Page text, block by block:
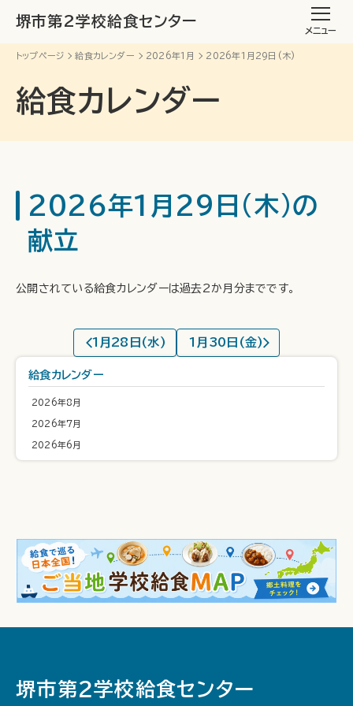
堺市第2学校給食センター
メニュー
トップページ 給食カレンダー 2026年1月 2026年1月29日(木)
給食カレンダー
2026年1月29日(木)の
献立
公開されている給食カレンダーは過去2か月分までです。
1月28日(水) 1月30日(金)
給食カレンダー
2026年8月
2026年7月
2026年6月
堺市第２学校給食センター